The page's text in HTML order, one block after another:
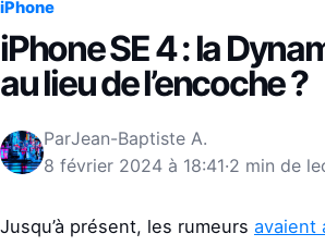
iPhone
iPhone SE 4 : la
au lieu de l’encoche ?
ParJean-Baptiste A.
8 février 2024 à 18:41·2 min de
Jusqu’à présent, les rumeurs avaient